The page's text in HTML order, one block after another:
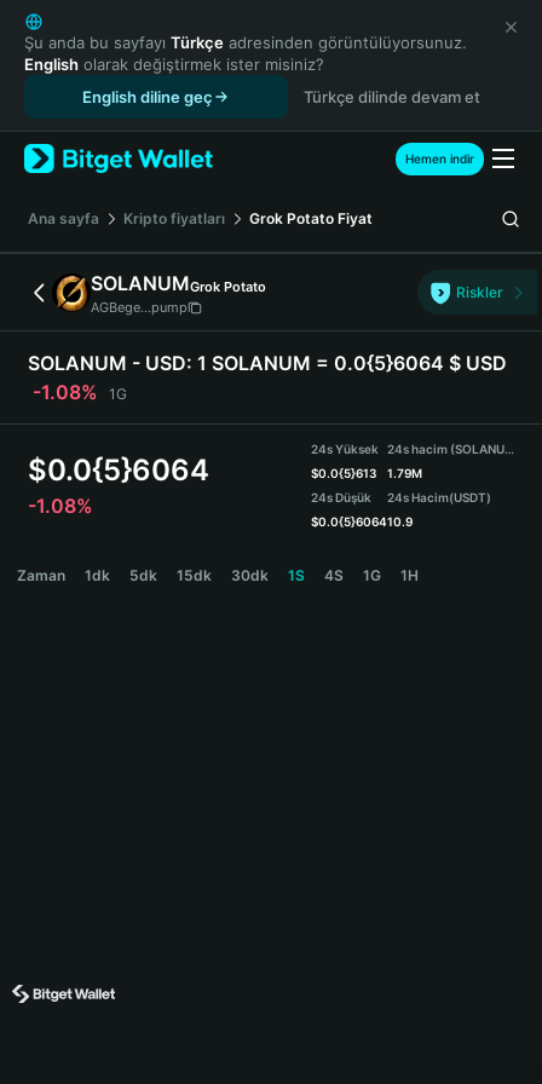
English
日本語
Tiếng Việt
Español (Latinoamérica)
Türkçe
Français
Deutsch
简体中文
繁體中文
Português (Portugal)
Bahasa Indonesia
ภาษาไทย
हिन्दी
Español
Português (Brasil)
Şu anda bu sayfayı Türkçe adresinden görüntülüyorsunuz.
English olarak değiştirmek ister misiniz?
English diline geç
Türkçe dilinde devam et
Hemen indir
Ana sayfa Kripto fiyatları Grok Potato Fiyat
SOLANUMGrok Potato
AGBege...pump
Riskler
SOLANUM - USD: 1 SOLANUM = 0.0{5}6064 $ USD
-1.08%
1G
$0.0{5}6064
-1.08%
24s Yüksek
$0.0{5}613
24s Düşük
$0.0{5}6064
24s hacim (SOLANUM)
1.79M
24s Hacim(USDT)
10.9
Zaman 1dk 5dk 15dk 30dk 1S 4S 1G 1H